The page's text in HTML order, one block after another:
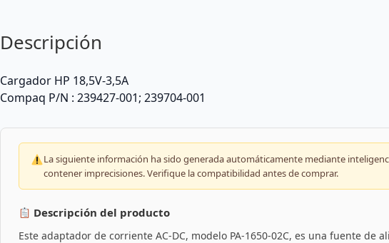
Descripción
Cargador HP 18,5V-3,5A
Compaq P/N : 239427-001; 239704-001
La siguiente información ha sido generada automáticamente mediante
contener imprecisiones. Verifique la compatibilidad antes de comprar.
Descripción del producto
Este adaptador de corriente AC-DC, modelo PA-1650-02C, es una fuente de